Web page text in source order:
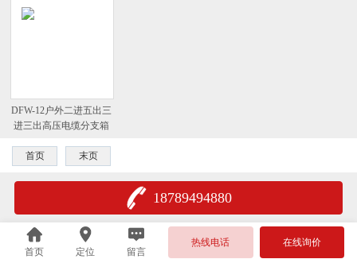
DFW-12户外二进五出三
进三出高压电缆分支箱
首页 末页
18789494880
首页 定位 留言
热线电话 在线询价